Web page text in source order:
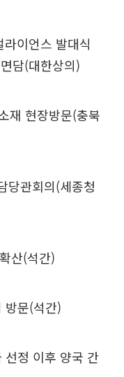
이언스 발대식
담(대한상의)
재 현장방문(충북
관회의(세종청
산(석간)
문(석간)
정 이후 양국 간